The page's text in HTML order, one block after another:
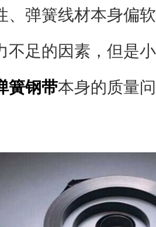
、弹簧线材本身偏
不足的因素，但是
簧钢带本身的质量